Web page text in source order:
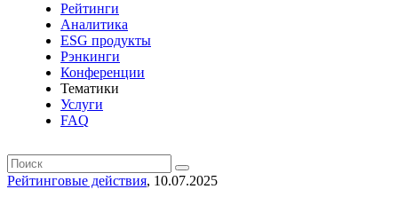
Рейтинги
Аналитика
ESG продукты
Рэнкинги
Конференции
Тематики
Услуги
FAQ
Рейтинговые действия, 10.07.2025